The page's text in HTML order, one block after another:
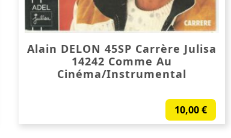
Alain DELON 45SP Carrère Julisa
14242 Comme Au
Cinéma/Instrumental
10,00€